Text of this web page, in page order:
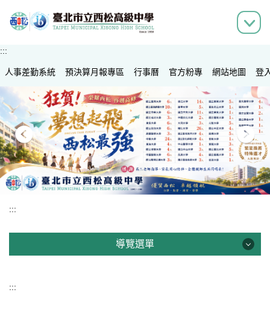
到
容
:::
人事差勤系統 預決算月報專區 行事曆 官方粉專 網站地圖 登
:::
導覽選單
:::